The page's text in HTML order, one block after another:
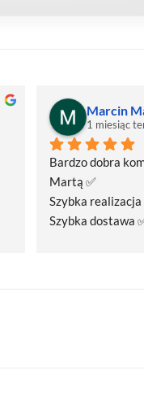
Marcin
1 miesiąc
Bardzo dobra
Martą ✅
Szybka realizacja
Szybka dostawa